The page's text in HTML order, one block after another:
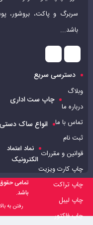
روکش سلفون مات و براق
خدمات طلاکوب، نقره کوب و یووی
تحویل 15 الی 17 روز کاری
مشاهده قیمت و ثبت سفارش
سربرگ و پاکت، بروشور،
باشد...
دسترسی سریع
وبلاگ
درباره ما
تماس با ما
ثبت نام
قوانین و مقررات
چاپ ست اداری
چاپ کارت ویزیت
چاپ تراکت
چاپ لیبل
چاپ فاکتور
انواع ساک دستی
نماد اعتماد
الکترونیک
تمامی
باشد.
رفتن به بالا